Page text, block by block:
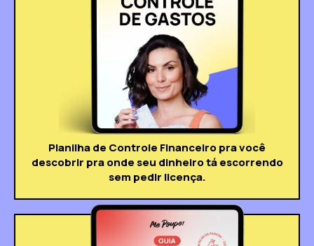
Planilha de Controle Financeiro pra você
descobrir pra onde seu dinheiro tá escorrendo
sem pedir licença.